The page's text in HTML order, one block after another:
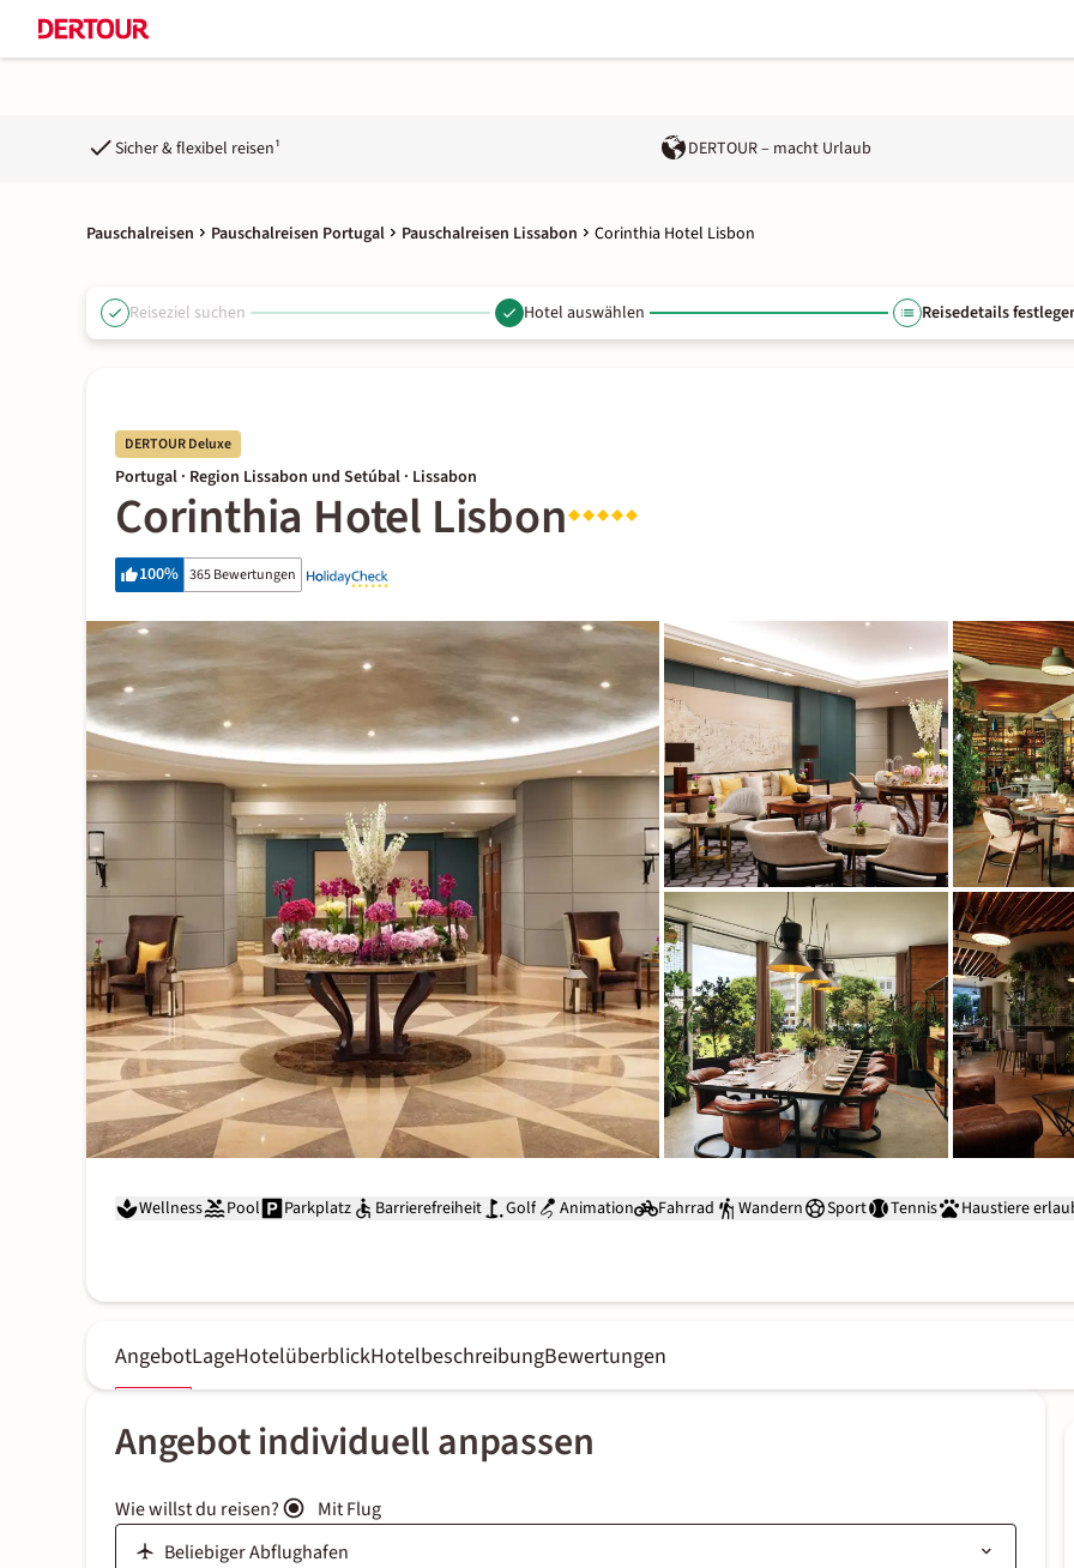
Sicher & flexibel reisen¹ DERTOUR – macht Urlaub
Pauschalreisen Pauschalreisen Portugal Pauschalreisen Lissabon Corinthia Hotel Lisbon
Reiseziel suchen Hotel auswählen Reisedetails
DERTOUR Deluxe
Portugal · Region Lissabon und Setúbal · Lissabon
Corinthia Hotel Lisbon
100% 365 Bewertungen
Wellness Pool Parkplatz Barrierefreiheit Golf Animation Fahrrad Wandern Sport Tennis Haustiere
AngebotLageHotelüberblickHotelbeschreibungBewertungen
Angebot individuell anpassen
Wie willst du reisen? Mit Flug